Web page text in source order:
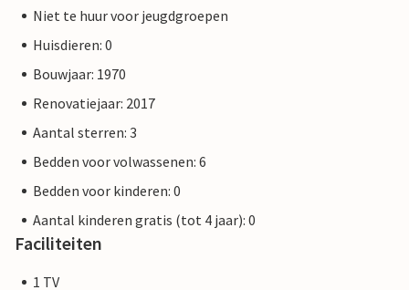
Niet te huur voor jeugdgroepen
Huisdieren: 0
Bouwjaar: 1970
Renovatiejaar: 2017
Aantal sterren: 3
Bedden voor volwassenen: 6
Bedden voor kinderen: 0
Aantal kinderen gratis (tot 4 jaar): 0
Faciliteiten
1 TV